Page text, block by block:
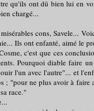
qu'ils ont dû bien lui en
chargé...
cons, Savele...
Ils ont enfanté, aimé le
c'est que ces
Pourquoi diable faire
l'un avec l'autre"... et
; "pour ne plus avoir à
race."